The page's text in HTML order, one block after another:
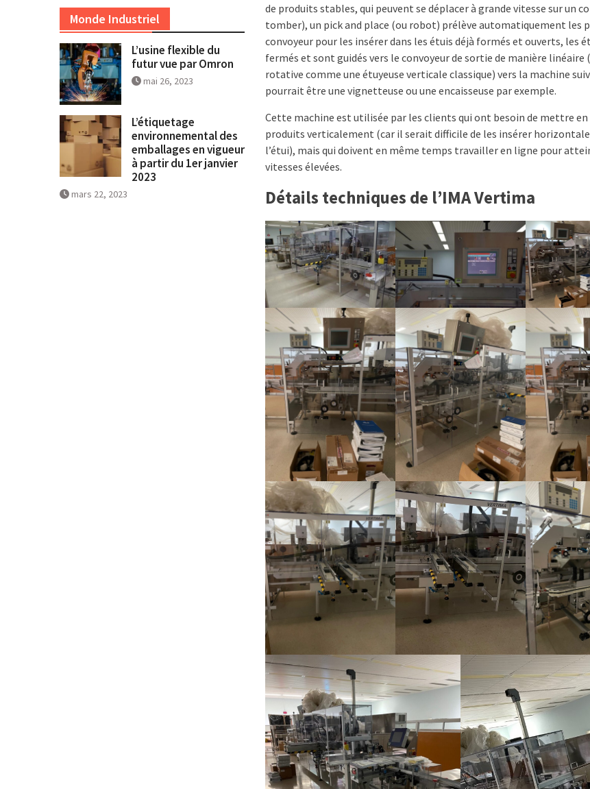
de produits stables, qui peuvent se déplacer à grande vitesse sur un
tomber), un pick and place (ou robot) prélève automatiquement les
convoyeur pour les insérer dans les étuis déjà formés et ouverts, les
fermés et sont guidés vers le convoyeur de sortie de manière linéaire
rotative comme une étuyeuse verticale classique) vers la machine
pourrait être une vignetteuse ou une encaisseuse par exemple.
Cette machine est utilisée par les clients qui ont besoin de mettre en
produits verticalement (car il serait difficile de les insérer
l’étui), mais qui doivent en même temps travailler en ligne pour
vitesses élevées.
Détails techniques de l’IMA Vertima
Monde Industriel
L’usine flexible du
futur vue par Omron
mai 26, 2023
L’étiquetage
environnemental des
emballages en vigueur
à partir du 1er janvier
2023
mars 22, 2023